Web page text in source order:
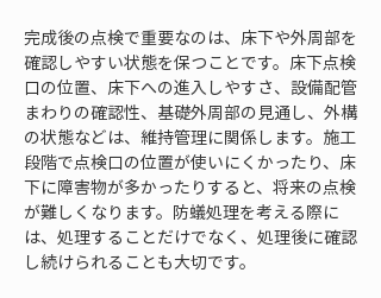
完成後の点検で重要なのは、床下や外周部を
確認しやすい状態を保つことです。床下点検
口の位置、床下への進入しやすさ、設備配管
まわりの確認性、基礎外周部の見通し、外構
の状態などは、維持管理に関係します。施工
段階で点検口の位置が使いにくかったり、床
下に障害物が多かったりすると、将来の点検
が難しくなります。防蟻処理を考える際に
は、処理することだけでなく、処理後に確認
し続けられることも大切です。